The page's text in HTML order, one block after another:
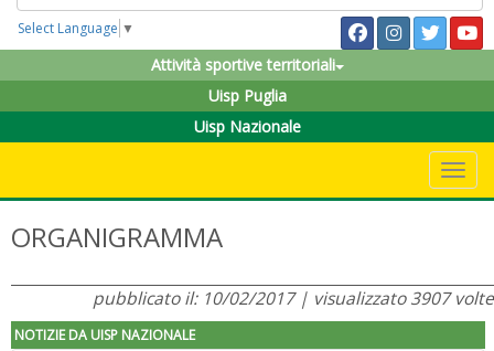
Select Language ▼
Attività sportive territoriali
Uisp Puglia
Uisp Nazionale
ORGANIGRAMMA
pubblicato il: 10/02/2017 | visualizzato 3907 volte
NOTIZIE DA UISP NAZIONALE